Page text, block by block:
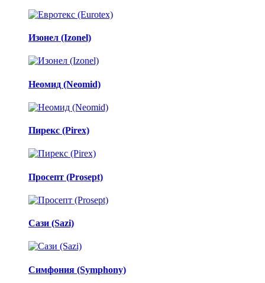
Изонел (Izonel)
Неомид (Neomid)
Пирекс (Pirex)
Просепт (Prosept)
Сази (Sazi)
Симфония (Symphony)